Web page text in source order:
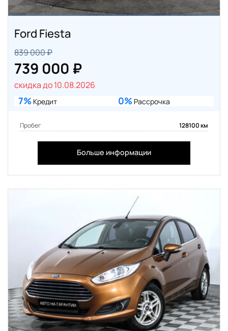
Ford Fiesta
839 000 ₽
739 000 ₽
скидка до 10.08.2026
7% Кредит 0% Рассрочка
Пробег 128100 км
Больше информации